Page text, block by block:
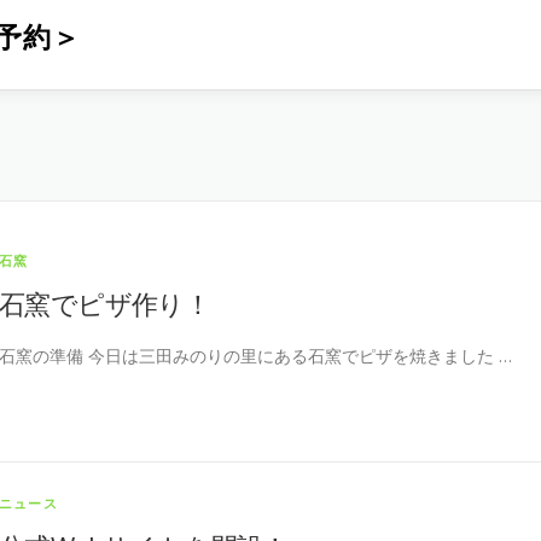
約＞
石窯
石窯でピザ作り！
石窯の準備 今日は三田みのりの里にある石窯でピザを焼きました …
ニュース